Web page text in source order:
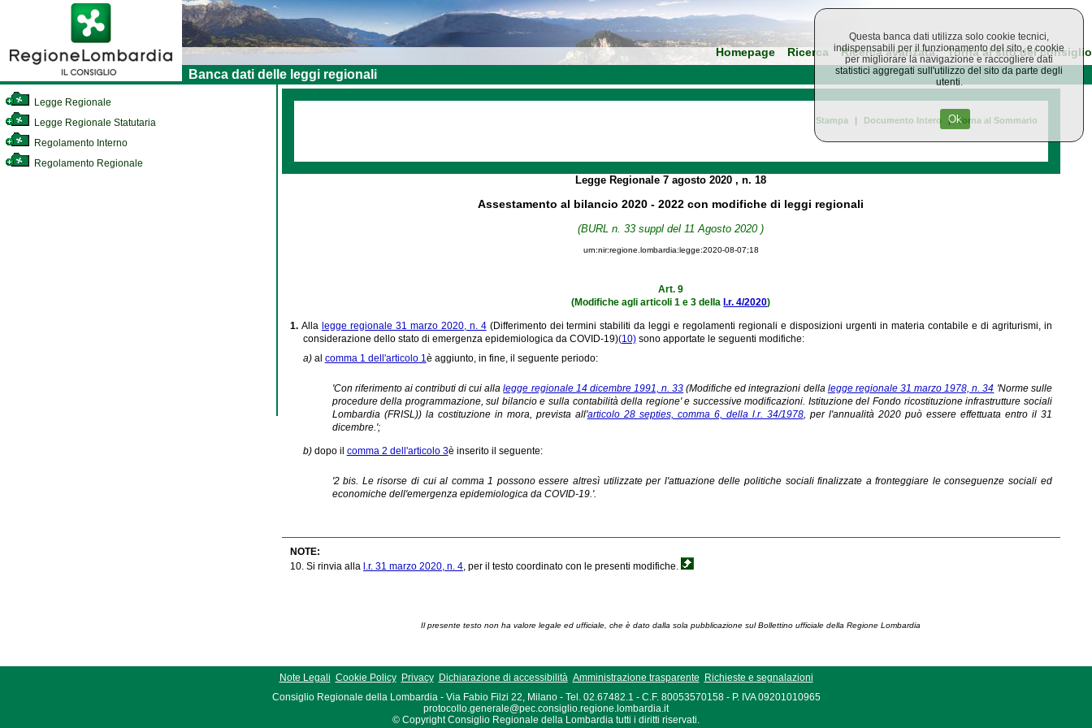
Homepage Ricerca Ricerca avanzata Torna al sito del consiglio
Banca dati delle leggi regionali
Legge Regionale
Legge Regionale Statutaria
Regolamento Interno
Regolamento Regionale
Stampa | Documento Intero | Torna al Sommario
Legge Regionale7 agosto 2020, n. 18
Assestamento al bilancio 2020 - 2022 con modifiche di leggi regionali
(BURL n. 33 suppl del 11 Agosto 2020 )
urn:nir:regione.lombardia:legge:2020-08-07;18
Art. 9
(Modifiche agli articoli 1 e 3 della l.r. 4/2020)
1. Alla legge regionale 31 marzo 2020, n. 4(Differimento dei termini stabiliti da leggi e regolamenti regionali e disposizioni urgenti in materia contabile e di agriturismi, in
considerazione dello stato di emergenza epidemiologica da COVID-19)(10)sono apportate le seguenti modifiche:
a) al comma 1 dell'articolo 1è aggiunto, in fine, il seguente periodo:
'Con riferimento ai contributi di cui allalegge regionale 14 dicembre 1991, n. 33 (Modifiche ed integrazioni della legge regionale 31 marzo 1978, n. 34 'Norme sulle
procedure della programmazione, sul bilancio e sulla contabilità della regione' e successive modificazioni. Istituzione del Fondo ricostituzione infrastrutture sociali
Lombardia (FRISL)) la costituzione in mora, prevista all'articolo 28 septies, comma 6, della l.r. 34/1978, per l'annualità 2020 può essere effettuata entro il 31
dicembre.';
b) dopo il comma 2 dell'articolo 3è inserito il seguente:
'2 bis. Le risorse di cui al comma 1 possono essere altresì utilizzate per l'attuazione delle politiche sociali finalizzate a fronteggiare le conseguenze sociali ed
economiche dell'emergenza epidemiologica da COVID-19.'.
NOTE:
10. Si rinvia alla l.r. 31 marzo 2020, n. 4, per il testo coordinato con le presenti modifiche.
Il presente testo non ha valore legale ed ufficiale, che è dato dalla sola pubblicazione sul Bollettino ufficiale della Regione Lombardia
Note Legali Cookie Policy Privacy Dichiarazione di accessibilità Amministrazione trasparente
Richieste e segnalazioni
Consiglio Regionale della Lombardia - Via Fabio Filzi 22, Milano - Tel. 02.67482.1 - C.F. 80053570158 - P. IVA 09201010965
protocollo.generale@pec.consiglio.regione.lombardia.it
© Copyright Consiglio Regionale della Lombardia tutti i diritti riservati.
Questa banca dati utilizza solo cookie tecnici,
indispensabili per il funzionamento del sito, e cookie
per migliorare la navigazione e raccogliere dati
statistici aggregati sull'utilizzo del sito da parte degli
utenti.
Ok